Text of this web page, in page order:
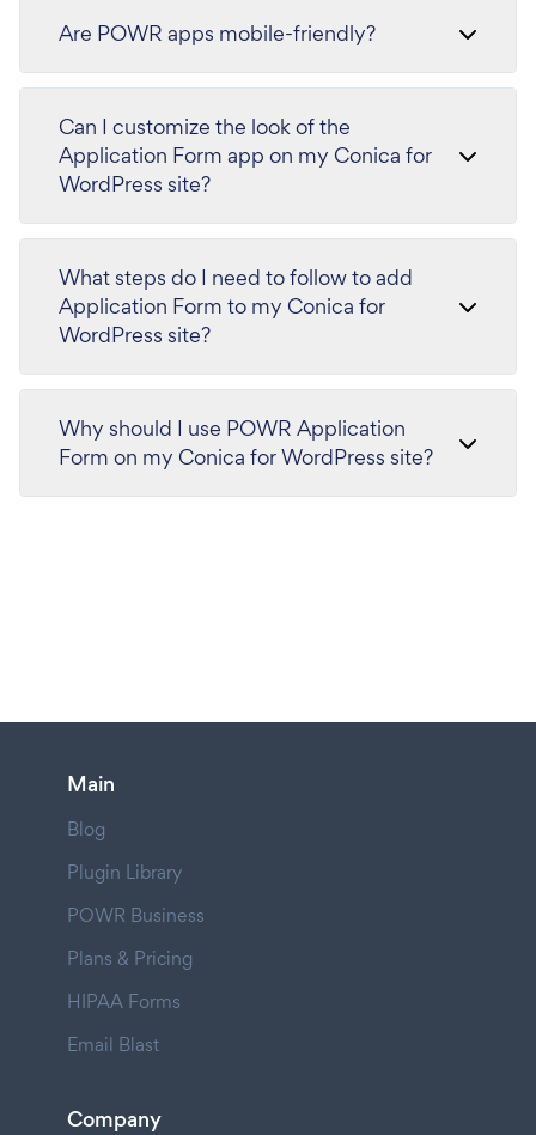
Are POWR apps mobile-friendly?
Can I customize the look of the
Application Form app on my Conica for
WordPress site?
What steps do I need to follow to add
Application Form to my Conica for
WordPress site?
Why should I use POWR Application
Form on my Conica for WordPress site?
Main
Blog
Plugin Library
POWR Business
Plans & Pricing
HIPAA Forms
Email Blast
Company